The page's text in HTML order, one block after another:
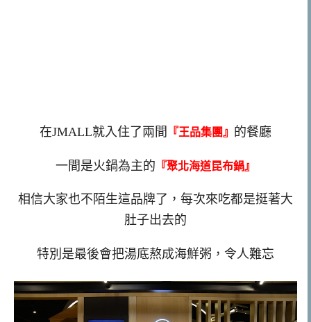
在JMALL就入住了兩間 『王品集團』 的餐廳
一間是火鍋為主的 『聚北海道昆布鍋』
相信大家也不陌生這品牌了，每次來吃都是挺著大
肚子出去的
特別是最後會把湯底熬成海鮮粥，令人難忘